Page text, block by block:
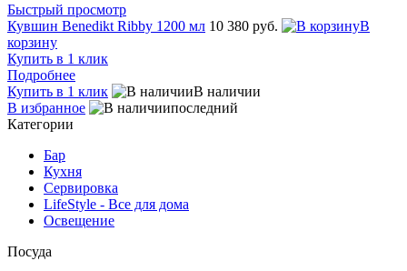
Быстрый просмотр
Кувшин Benedikt Ribby 1200 мл 10 380 руб.
В
корзину
Купить в 1 клик
Подробнее
Купить в 1 клик
В наличии
В избранное
последний
Категории
Бар
Кухня
Сервировка
LifeStyle - Все для дома
Освещение
Посуда